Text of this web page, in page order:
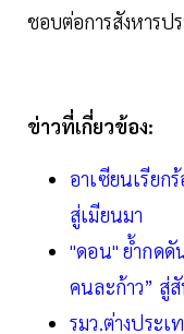
ชอบต่อการสังหารป
ข่าวที่เกี่ยวข้อง:
อาเซียนเรียก
สู่เมียนมา
"ดอน" ย้ำกดดั
คนละก้าว” สู่
รมว.ต่างประ